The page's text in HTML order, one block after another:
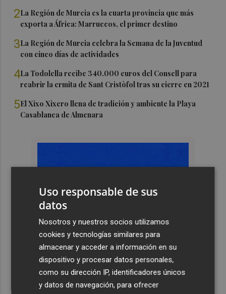
2La Región de Murcia es la cuarta provincia que más
exporta a África: Marruecos, el primer destino
3La Región de Murcia celebra la Semana de la Juventud
con cinco días de actividades
4La Todolella recibe 340.000 euros del Consell para
reabrir la ermita de Sant Cristòfol tras su cierre en 2021
5El Xixo Xixero llena de tradición y ambiente la Playa
Casablanca de Almenara
Uso responsable de sus
datos
Nosotros y nuestros socios utilizamos
cookies y tecnologías similares para
almacenar y acceder a información en su
dispositivo y procesar datos personales,
como su dirección IP, identificadores únicos
y datos de navegación, para ofrecer